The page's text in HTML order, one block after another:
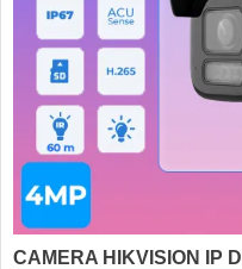
CAMERA HIKVISION IP